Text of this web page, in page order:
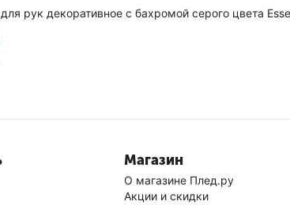
рук декоративное с бахромой серого цвета
Магазин
О магазине Плед.ру
Акции и скидки